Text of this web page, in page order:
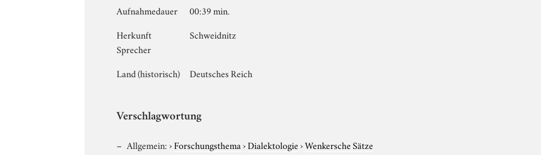
Aufnahmedauer
00:39 min.
Herkunft
Sprecher
Schweidnitz
Land (historisch) Deutsches Reich
Verschlagwortung
Allgemein:›Forschungsthema›Dialektologie›Wenkersche Sätze